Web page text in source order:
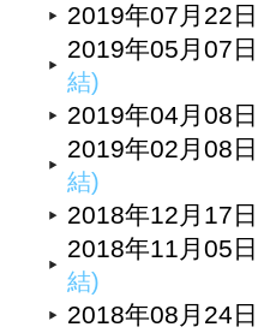
2019年07月22日
2019年05月07日
結)
2019年04月08日
2019年02月08日
結)
2018年12月17日
2018年11月05日
結)
2018年08月24日